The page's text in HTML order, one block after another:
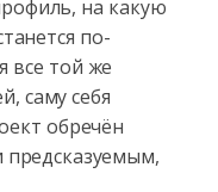
на какую
по-
все той же
саму себя
обречён
предсказуемым,